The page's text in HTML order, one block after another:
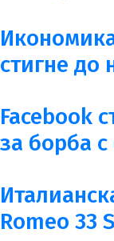
стигне до
Facebook
за борба
Romeo 33